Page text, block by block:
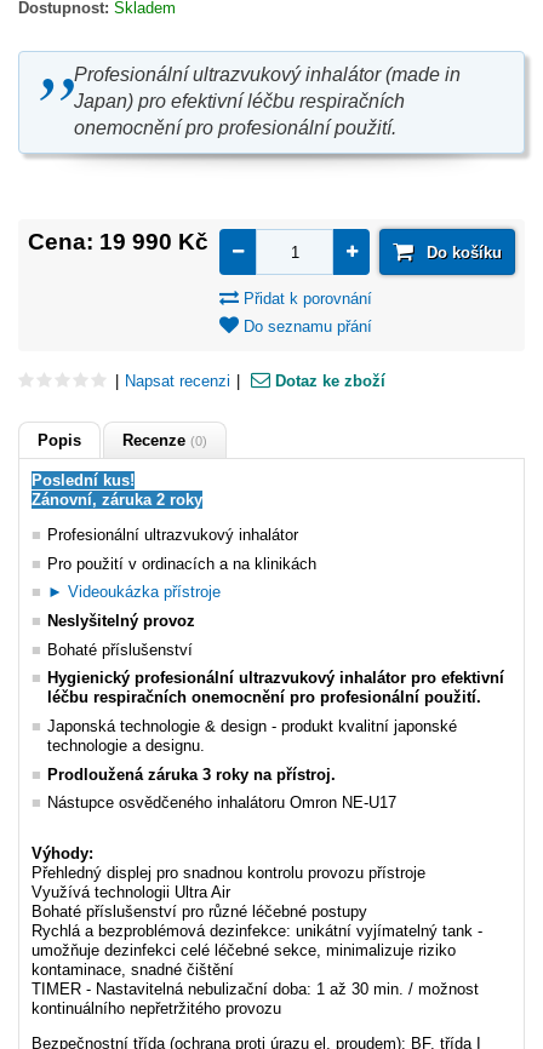
Dostupnost: Skladem
Profesionální ultrazvukový inhalátor (made in
Japan) pro efektivní léčbu respiračních
onemocnění pro profesionální použití.
Cena: 19 990 Kč Do košíku
Přidat k porovnání
Do seznamu přání
| Napsat recenzi | Dotaz ke zboží
Popis Recenze (0)
Poslední kus!
Zánovní, záruka 2 roky
Profesionální ultrazvukový inhalátor
Pro použití v ordinacích a na klinikách
► Videoukázka přístroje
Neslyšitelný provoz
Bohaté příslušenství
Hygienický profesionální ultrazvukový inhalátor pro efektivní
léčbu respiračních onemocnění pro profesionální použití.
Japonská technologie & design - produkt kvalitní japonské
technologie a designu.
Prodloužená záruka 3 roky na přístroj.
Nástupce osvědčeného inhalátoru Omron NE-U17
Výhody:
Přehledný displej pro snadnou kontrolu provozu přístroje
Využívá technologii Ultra Air
Bohaté příslušenství pro různé léčebné postupy
Rychlá a bezproblémová dezinfekce: unikátní vyjímatelný tank -
umožňuje dezinfekci celé léčebné sekce, minimalizuje riziko
kontaminace, snadné čištění
TIMER - Nastavitelná nebulizační doba: 1 až 30 min. / možnost
kontinuálního nepřetržitého provozu
Bezpečnostní třída (ochrana proti úrazu el. proudem): BF, třída I